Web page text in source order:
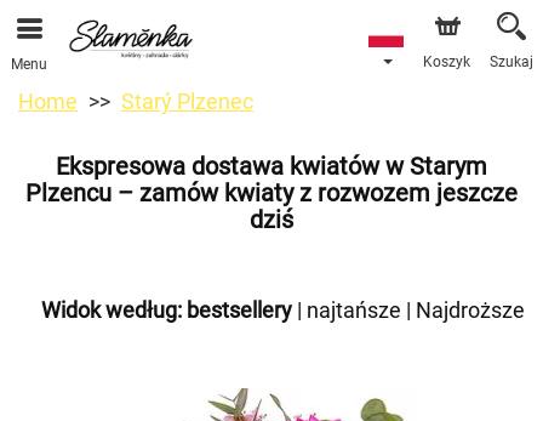
Menu Koszyk Szukaj
Home Starý Plzenec
Ekspresowa dostawa kwiatów w Starym
Plzencu – zamów kwiaty z rozwozem jeszcze
dziś
Widok według: bestsellery | najtańsze | Najdroższe